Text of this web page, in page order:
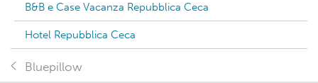
B&B e Case Vacanza Repubblica Ceca
Hotel Repubblica Ceca
Bluepillow